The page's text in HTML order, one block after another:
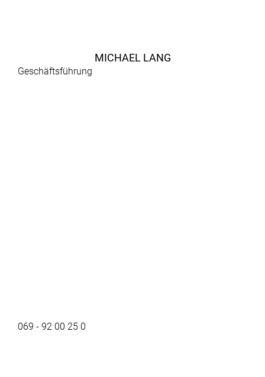
MICHAEL LANG
Geschäftsführung
069 - 92 00 25 0